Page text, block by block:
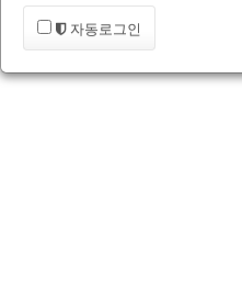
자동로그인